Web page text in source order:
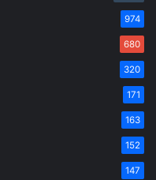
974
680
320
171
163
152
147